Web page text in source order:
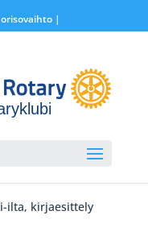
|
ilta, kirjaesittely